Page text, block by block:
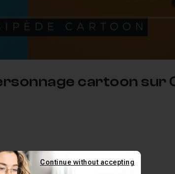
cartoon sur